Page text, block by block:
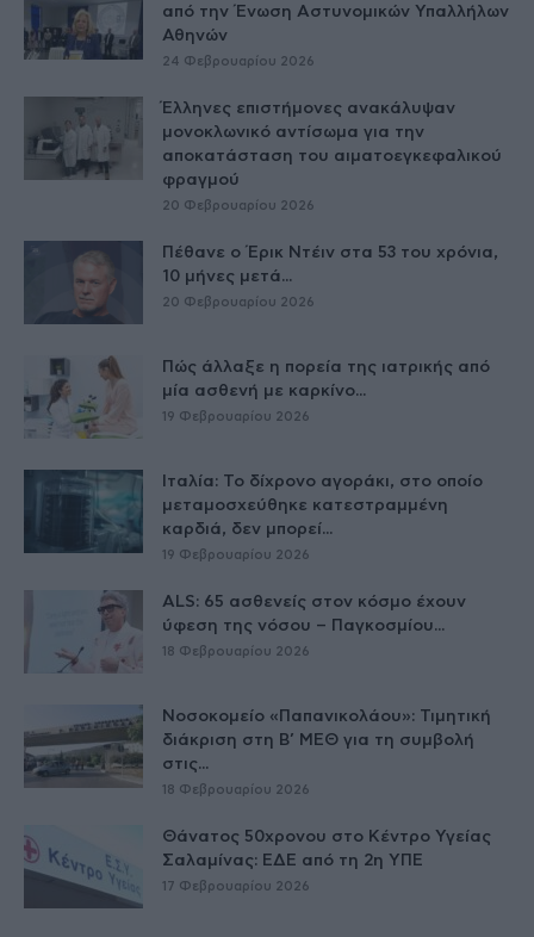
από την Ένωση Αστυνομικών Υπαλλήλων
Αθηνών
24 Φεβρουαρίου 2026
Έλληνες επιστήμονες ανακάλυψαν
μονοκλωνικό αντίσωμα για την
αποκατάσταση του αιματοεγκεφαλικού
φραγμού
20 Φεβρουαρίου 2026
Πέθανε ο Έρικ Ντέιν στα 53 του χρόνια,
10 μήνες μετά...
20 Φεβρουαρίου 2026
Πώς άλλαξε η πορεία της ιατρικής από
μία ασθενή με καρκίνο...
19 Φεβρουαρίου 2026
Ιταλία: Το δίχρονο αγοράκι, στο οποίο
μεταμοσχεύθηκε κατεστραμμένη
καρδιά, δεν μπορεί...
19 Φεβρουαρίου 2026
ALS: 65 ασθενείς στον κόσμο έχουν
ύφεση της νόσου – Παγκοσμίου...
18 Φεβρουαρίου 2026
Νοσοκομείο «Παπανικολάου»: Τιμητική
διάκριση στη Β’ ΜΕΘ για τη συμβολή
στις...
18 Φεβρουαρίου 2026
Θάνατος 50χρονου στο Κέντρο Υγείας
Σαλαμίνας: ΕΔΕ από τη 2η ΥΠΕ
17 Φεβρουαρίου 2026